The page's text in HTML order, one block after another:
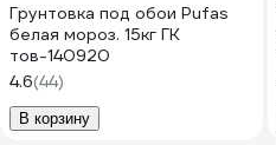
Грунтовка под обои Pufas
белая мороз. 15кг ГК
тов-140920
4.6(44)
В корзину